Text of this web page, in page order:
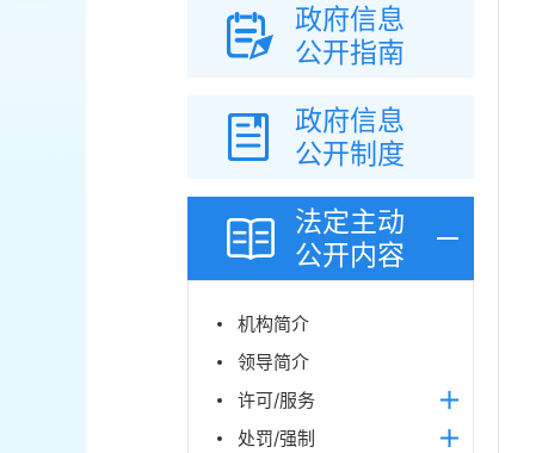
政府信息
公开指南
政府信息
公开制度
法定主动
公开内容
机构简介
领导简介
许可/服务
处罚/强制